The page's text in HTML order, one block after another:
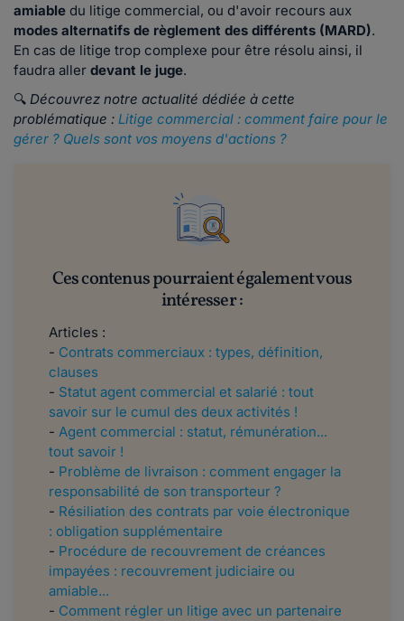
amiable du litige commercial, ou d'avoir recours aux
modes alternatifs de règlement des différents (MARD).
En cas de litige trop complexe pour être résolu ainsi, il
faudra aller devant le juge.
🔍 Découvrez notre actualité dédiée à cette
problématique : Litige commercial : comment faire pour le
gérer ? Quels sont vos moyens d'actions ?
Ces contenus pourraient également vous
intéresser :
Articles :
- Contrats commerciaux : types, définition,
clauses
- Statut agent commercial et salarié : tout
savoir sur le cumul des deux activités !
- Agent commercial : statut, rémunération...
tout savoir !
- Problème de livraison : comment engager la
responsabilité de son transporteur ?
- Résiliation des contrats par voie électronique
: obligation supplémentaire
- Procédure de recouvrement de créances
impayées : recouvrement judiciaire ou
amiable...
- Comment régler un litige avec un partenaire